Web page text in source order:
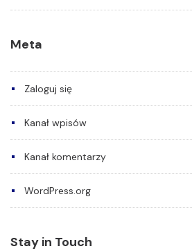
Meta
Zaloguj się
Kanał wpisów
Kanał komentarzy
WordPress.org
Stay in Touch